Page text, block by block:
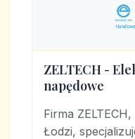
ZELTECH -
napędowe
Firma
Łodzi,